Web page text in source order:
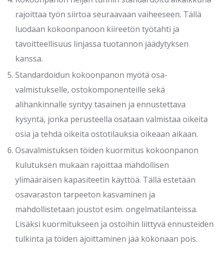
rajoittaa työn siirtoa seuraavaan vaiheeseen. Tällä
luodaan kokoonpanoon kiireetön työtahti ja
tavoitteellisuus linjassa tuotannon jäädytyksen
kanssa.
Standardoidun kokoonpanon myötä osa-
valmistukselle, ostokomponenteille sekä
alihankinnalle syntyy tasainen ja ennustettava
kysyntä, jonka perusteella osataan valmistaa oikeita
osia ja tehdä oikeita ostotilauksia oikeaan aikaan.
Osavalmistuksen töiden kuormitus kokoonpanon
kulutuksen mukaan rajoittaa mahdollisen
ylimääräisen kapasiteetin käyttöä. Tällä estetään
osavaraston tarpeeton kasvaminen ja
mahdollistetaan joustot esim. ongelmatilanteissa.
Lisäksi kuormitukseen ja ostoihin liittyvä ennusteiden
tulkinta ja töiden ajoittaminen jää kokonaan pois.